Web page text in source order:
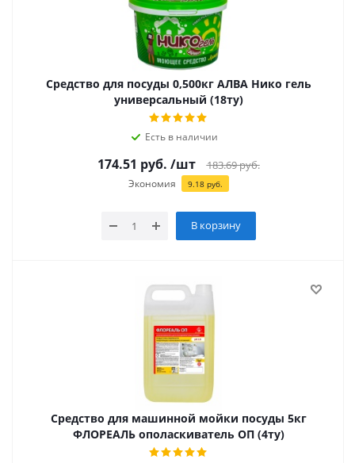
Средство для посуды 0,500кг АЛВА Нико гель
универсальный (18ту)
Есть в наличии
174.51 руб. /шт 183.69руб.
Экономия 9.18руб.
В корзину
Средство для машинной мойки посуды 5кг
ФЛОРЕАЛЬ ополаскиватель ОП (4ту)